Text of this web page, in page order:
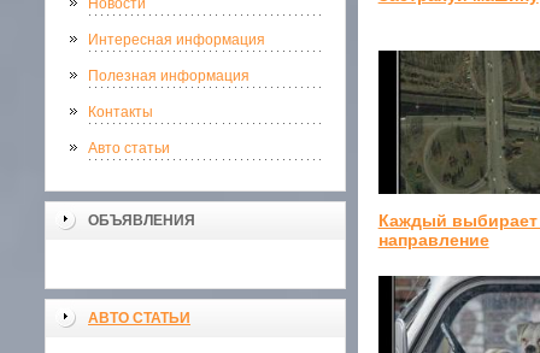
Новости
Интересная информация
Полезная информация
Контакты
Авто статьи
ОБЪЯВЛЕНИЯ
АВТО СТАТЬИ
Каждый выбирает
направление